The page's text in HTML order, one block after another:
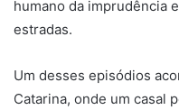
humano da imprudência
estradas.
Um desses episódios
Catarina, onde um casal